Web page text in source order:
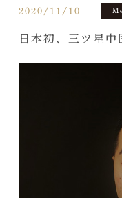
2020/11/10
日本初、三ツ星